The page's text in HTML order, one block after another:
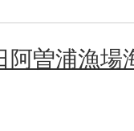
阿曽浦漁場